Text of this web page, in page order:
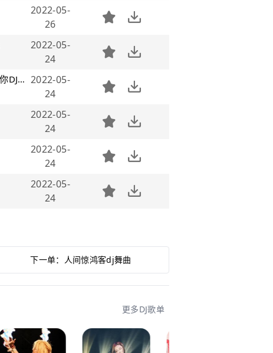
2022-05-
26
2022-05-
24
南昌Dj文宝-全中文国语House音乐精心制作我曾把完整的镜子打碎送给过去的你DJ串烧 2022-05-
24
2022-05-
24
2022-05-
24
2022-05-
24
下一单： 人间惊鸿客dj舞曲
更多DJ歌单